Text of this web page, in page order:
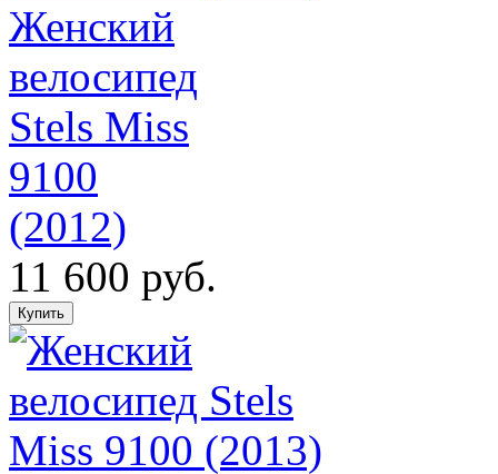
Женский
велосипед
Stels Miss
9100
(2012)
11 600 руб.